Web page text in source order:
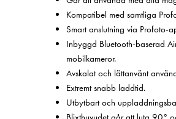
Kompatibel med samtliga
Smart anslutning via Profoto-
Inbyggd Bluetooth-baserad
mobilkameror.
Avskalat och lättanvänt
Extremt snabb laddtid.
Utbytbart och